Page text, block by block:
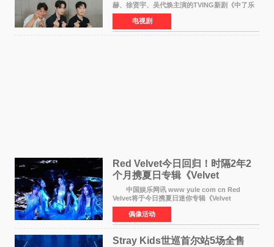
赫、徐贤宇、吴代焕主演的TVING新剧《中了乐
透头奖也要上班》定档9月10日播出，随后于9月
14日起登陆tvN月火档，实现先网后台双平台播出
模式。 本剧改
电视剧
Red Velvet今日回归！时隔2年2
个月携夏日专辑《Velvet
Summer》重启完整体活动
中国娱乐网讯 www yule com cn Red
Velvet将于今日携夏日迷你专辑《Velvet
Summer》时隔2年2个月重启完整体活动。这张
于8月3日发行的专辑，主打柔和成熟氛围的夏日
音乐，收录了成员们想着
偶像活动
Stray Kids世巡首尔站5场全售